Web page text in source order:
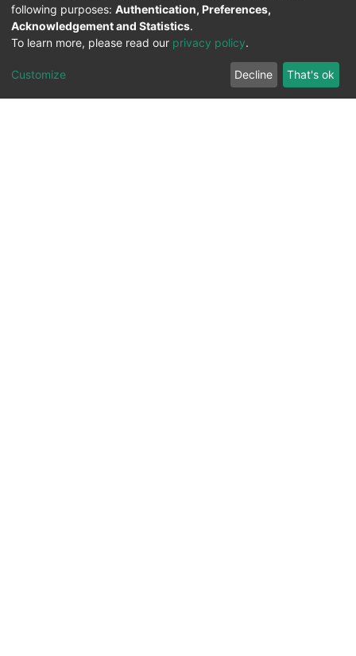
following purposes: Authentication, Preferences,
Acknowledgement and Statistics.
To learn more, please read our privacy policy.
Customize Decline That's ok